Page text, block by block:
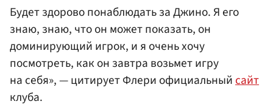
Будет здорово понаблюдать за Джино. Я его
знаю, знаю, что он может показать, он
доминирующий игрок, и я очень хочу
посмотреть, как он завтра возьмет игру
на себя», — цитирует Флери официальныйсайт
клуба.